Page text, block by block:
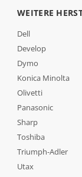
WEITERE
Dell
Develop
Dymo
Konica Minolta
Olivetti
Panasonic
Sharp
Toshiba
Triumph-Adler
Utax